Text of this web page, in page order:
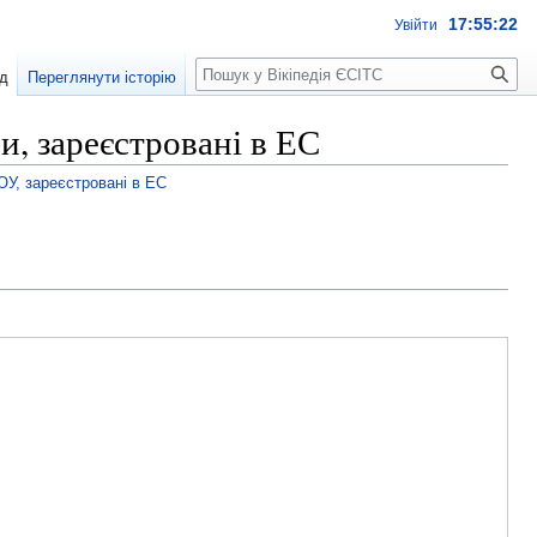
зареєстровані в ЕС
зареєстровані в ЕС
Увійти 17:55:22
Переглянути історію Пошук